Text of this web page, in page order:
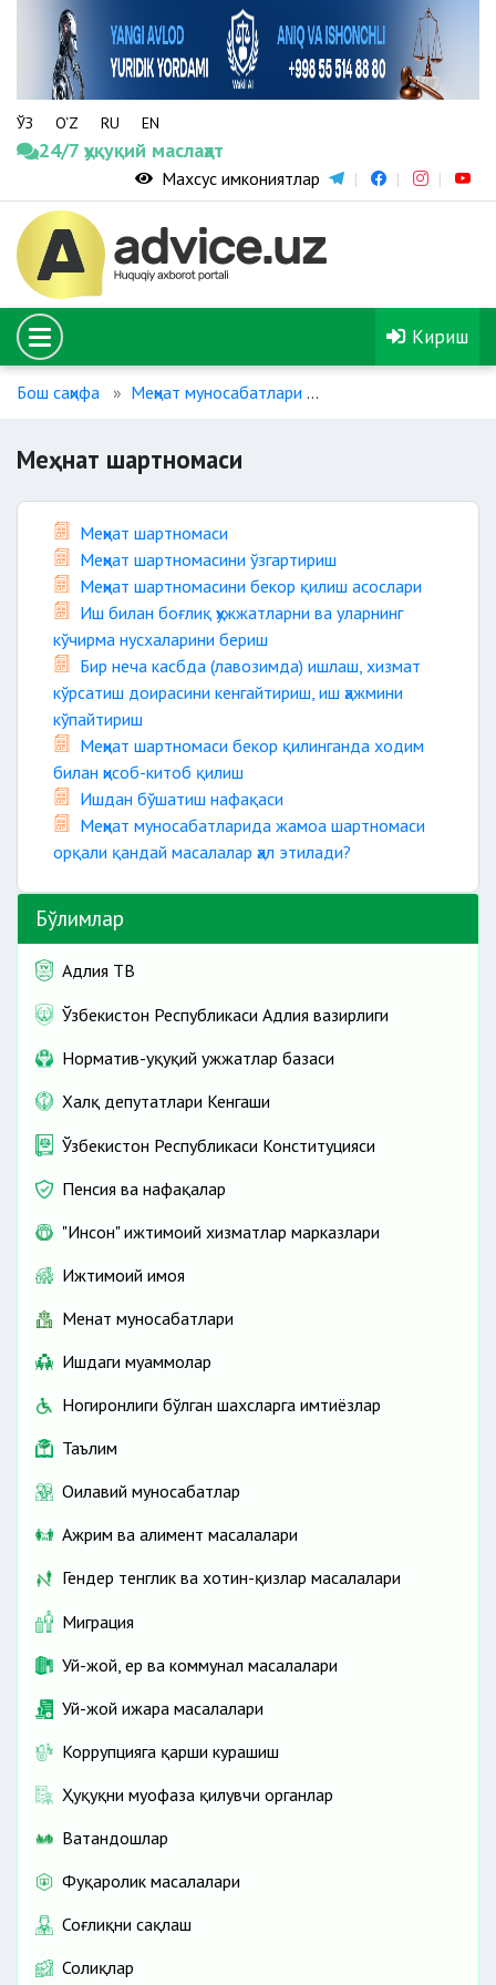
ЎЗ O‘Z RU EN
24/7 ҳуқуқий маслаҳат
Махсус имкониятлар
Кириш
Бош саҳифа Меҳнат муносабатлари
Меҳнат шартномаси
Меҳнат шартномаси
Меҳнат шартномасини ўзгартириш
Меҳнат шартномасини бекор қилиш асослари
Иш билан боғлиқ ҳужжатларни ва уларнинг
кўчирма нусхаларини бериш
Бир неча касбда (лавозимда) ишлаш, хизмат
кўрсатиш доирасини кенгайтириш, иш ҳажмини
кўпайтириш
Меҳнат шартномаси бекор қилинганда ходим
билан ҳисоб-китоб қилиш
Ишдан бўшатиш нафақаси
Меҳнат муносабатларида жамоа шартномаси
орқали қандай масалалар ҳал этилади?
Бўлимлар
Адлия ТВ
Ўзбекистон Республикаси Адлия вазирлиги
Норматив-ҳуқуқий ҳужжатлар базаси
Халқ депутатлари Кенгаши
Ўзбекистон Республикаси Конституцияси
Пенсия ва нафақалар
"Инсон" ижтимоий хизматлар марказлари
Ижтимоий ҳимоя
Меҳнат муносабатлари
Ишдаги муаммолар
Ногиронлиги бўлган шахсларга имтиёзлар
Таълим
Оилавий муносабатлар
Ажрим ва алимент масалалари
Гендер тенглик ва хотин-қизлар масалалари
Миграция
Уй-жой, ер ва коммунал масалалари
Уй-жой ижара масалалари
Коррупцияга қарши курашиш
Ҳуқуқни муҳофаза қилувчи органлар
Ватандошлар
Фуқаролик масалалари
Соғлиқни сақлаш
Солиқлар